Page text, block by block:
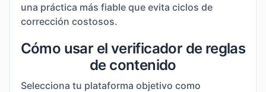
una práctica más fiable que evita ciclos de
corrección costosos.
Cómo usar el verificador de reglas
de contenido
Selecciona tu plataforma objetivo como